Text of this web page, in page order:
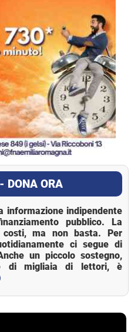
DONA ORA
informazione indipendente
pubblico. La
ma non basta. Per
ci segue di
un piccolo sostegno,
di migliaia di lettori, è